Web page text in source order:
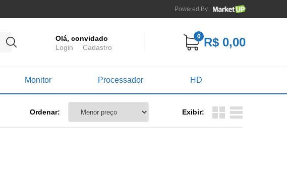
Powered By
Olá, convidado
Login
Cadastro
0 R$ 0,00
Monitor Processador HD
Ordenar: Exibir: